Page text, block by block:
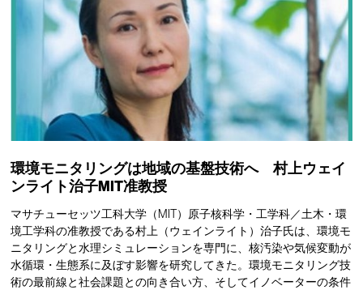
環境モニタリングは地域の基盤技術へ 村上ウェイ
ンライト治子MIT准教授
マサチューセッツ工科大学（MIT）原子核科学・工学科／土木・環
境工学科の准教授である村上（ウェインライト）治子氏は、環境モ
ニタリングと水理シミュレーションを専門に、核汚染や気候変動が
水循環・生態系に及ぼす影響を研究してきた。環境モニタリング技
術の最前線と社会課題との向き合い方、そしてイノベーターの条件